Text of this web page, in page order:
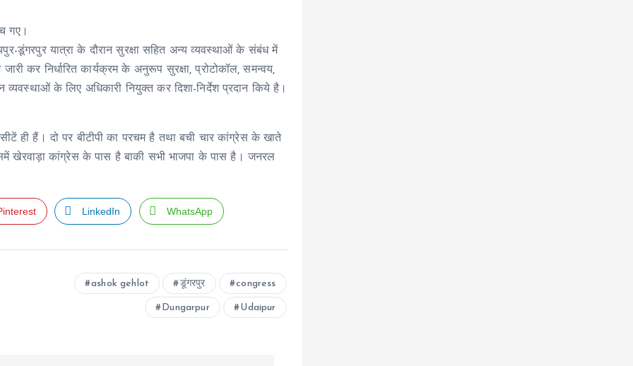
गए।
डूंगरपुर यात्रा के दौरान सुरक्षा सहित अन्य व्यवस्थाओं के संबंध में
कर निर्धारित कार्यक्रम के अनुरूप सुरक्षा, प्रोटोकॉल, समन्वय,
के लिए अधिकारी नियुक्त कर दिशा-निर्देश प्रदान किये है।
ही हैं। दो पर बीटीपी का परचम है तथा बची चार कांग्रेस के खाते
खेरवाड़ा कांग्रेस के पास है बाकी सभी भाजपा के पास है। जनरल
LinkedIn WhatsApp
ashok gehlot डूंगरपुर congress
Dungarpur Udaipur